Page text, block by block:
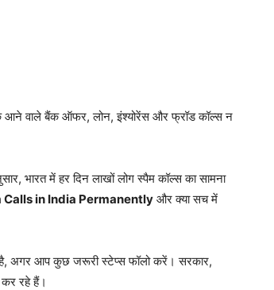
आने वाले बैंक ऑफर, लोन, इंश्योरेंस और फ्रॉड कॉल्स न
में हर दिन लाखों लोग स्पैम कॉल्स का सामना
Calls in India Permanently और क्या सच में
अगर आप कुछ जरूरी स्टेप्स फॉलो करें। सरकार,
रहे हैं।